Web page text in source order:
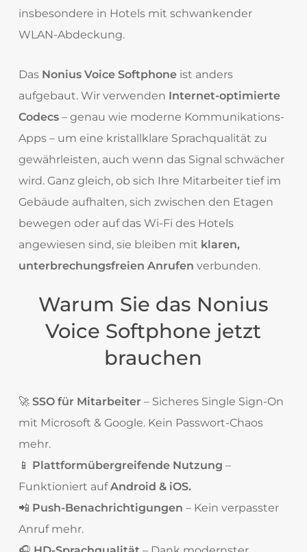
insbesondere in Hotels mit schwankender
WLAN-Abdeckung.
Das Nonius Voice Softphoneist anders
aufgebaut. Wir verwenden Internet-optimierte
Codecs– genau wie moderne Kommunikations-
Apps – um eine kristallklare Sprachqualität zu
gewährleisten, auch wenn das Signal schwächer
wird. Ganz gleich, ob sich Ihre Mitarbeiter tief im
Gebäude aufhalten, sich zwischen den Etagen
bewegen oder auf das Wi-Fi des Hotels
angewiesen sind, sie bleiben mit klaren,
unterbrechungsfreien Anrufen verbunden.
Warum Sie das Nonius
Voice Softphone jetzt
brauchen
🚀 SSO für Mitarbeiter– Sicheres Single Sign-On
mit Microsoft & Google. Kein Passwort-Chaos
mehr.
📱 Plattformübergreifende Nutzung –
Funktioniert aufAndroid & iOS.
📲 Push-Benachrichtigungen – Kein verpasster
Anruf mehr.